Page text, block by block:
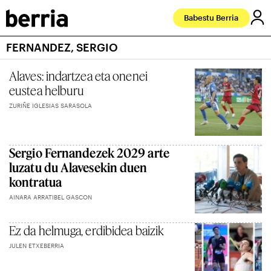
Babestu Berria
FERNANDEZ, SERGIO
Alaves: indartzea eta onenei
eustea helburu
ZURIÑE IGLESIAS SARASOLA
Sergio Fernandezek 2029 arte
luzatu du Alavesekin duen
kontratua
AINARA ARRATIBEL GASCON
Ez da helmuga, erdibidea baizik
JULEN ETXEBERRIA